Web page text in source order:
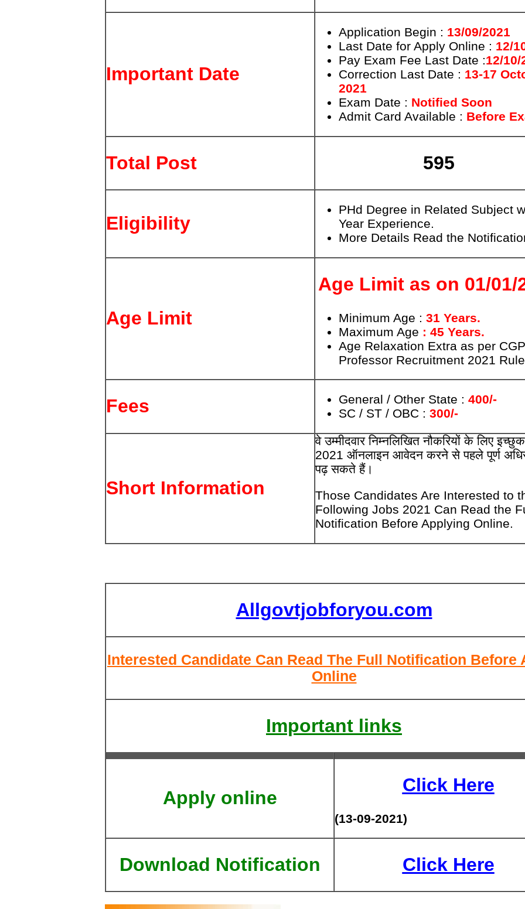
Important Date
Application Begin : 13/09/2021
Last Date for Apply Online : 12/
Pay Exam Fee Last Date :12/10/
Correction Last Date : 13-17
2021
Exam Date : Notified Soon
Admit Card Available : Before
Total Post 595
Eligibility
PHd Degree in Related Subject
Year Experience.
More Details Read the
Age Limit
Age Limit as on 01/01/
Minimum Age : 31 Years.
Maximum Age : 45 Years.
Age Relaxation Extra as per
Professor Recruitment 2021
Fees General / Other State : 400/-
SC / ST / OBC : 300/-
Short Information
वे उम्मीदवार निम्नलिखित नौकरियों के लिए
2021 ऑनलाइन आवेदन करने से पहले पूर्ण
पढ़ सकते हैं।
Those Candidates Are Interested to
Following Jobs 2021 Can Read the
Notification Before Applying Online.
Allgovtjobforyou.com
Interested Candidate Can Read The Full Notification Before
Online
Important links
Apply online
Click Here
(13-09-2021)
Download Notification Click Here